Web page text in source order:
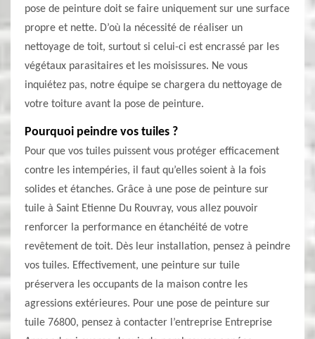
pose de peinture doit se faire uniquement sur une surface
propre et nette. D’où la nécessité de réaliser un
nettoyage de toit, surtout si celui-ci est encrassé par les
végétaux parasitaires et les moisissures. Ne vous
inquiétez pas, notre équipe se chargera du nettoyage de
votre toiture avant la pose de peinture.
Pourquoi peindre vos tuiles ?
Pour que vos tuiles puissent vous protéger efficacement
contre les intempéries, il faut qu’elles soient à la fois
solides et étanches. Grâce à une pose de peinture sur
tuile à Saint Etienne Du Rouvray, vous allez pouvoir
renforcer la performance en étanchéité de votre
revêtement de toit. Dès leur installation, pensez à peindre
vos tuiles. Effectivement, une peinture sur tuile
préservera les occupants de la maison contre les
agressions extérieures. Pour une pose de peinture sur
tuile 76800, pensez à contacter l’entreprise Entreprise